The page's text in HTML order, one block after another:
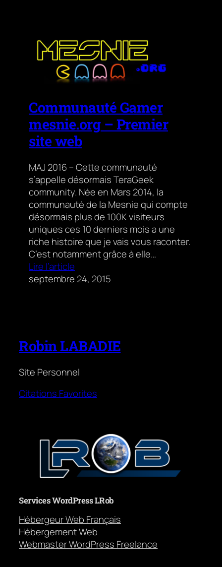
Communauté Gamer
mesnie.org – Premier
site web
MAJ 2016 – Cette communauté
s’appelle désormais TeraGeek
community. Née en Mars 2014, la
communauté de la Mesnie qui compte
désormais plus de 100K visiteurs
uniques ces 10 derniers mois a une
riche histoire que je vais vous raconter.
C’est notamment grâce à elle…
Lire l’article
septembre 24, 2015
Robin LABADIE
Site Personnel
Citations Favorites
Services WordPress LRob
Hébergeur Web Français
Hébergement Web
Webmaster WordPress Freelance